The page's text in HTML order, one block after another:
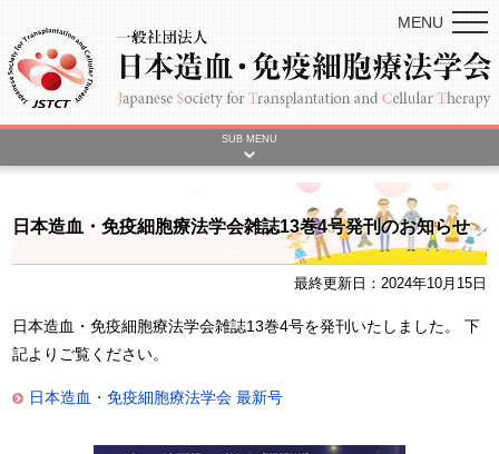
MENU
SUB MENU
日本造血・免疫細胞療法学会雑誌13巻4号発刊のお知らせ
最終更新日：2024年10月15日
日本造血・免疫細胞療法学会雑誌13巻4号を発刊いたしました。 下
記よりご覧ください。
日本造血・免疫細胞療法学会 最新号